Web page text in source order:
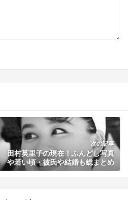
次の記事
田村英里子の現在！ふんどし写真
や若い頃・彼氏や結婚も総まとめ